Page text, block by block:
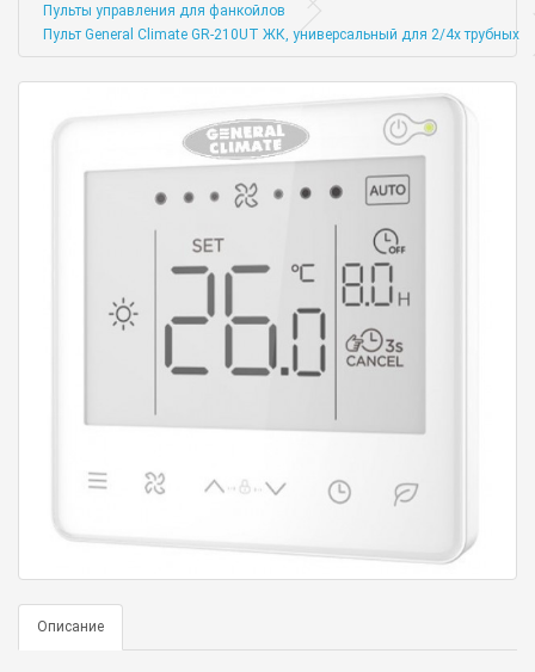
Пульты управления для фанкойлов
Пульт General Climate GR-210UT ЖК, универсальный для 2/4х трубных
Описание